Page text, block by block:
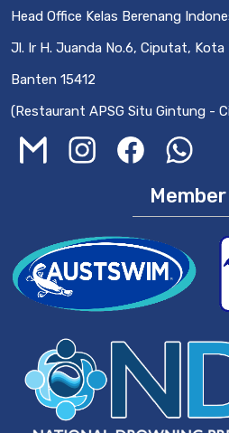
Head Office Kelas Berenang
Jl. Ir H. Juanda No.6, Ciputat, Kota
Banten 15412
(Restaurant APSG Situ Gintung -